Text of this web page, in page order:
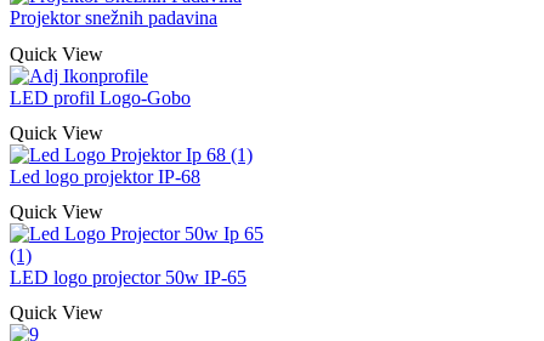
Projektor snežnih padavina
Quick View
LED profil Logo-Gobo
Quick View
Led logo projektor IP-68
Quick View
LED logo projector 50w IP-65
Quick View